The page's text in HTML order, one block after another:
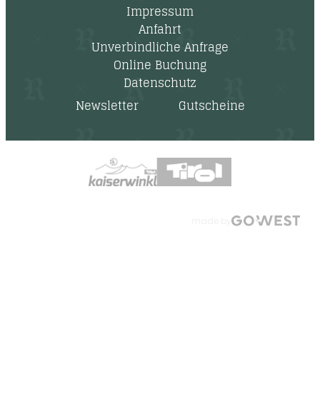
Impressum
Anfahrt
Unverbindliche Anfrage
Online Buchung
Datenschutz
Newsletter
Gutscheine